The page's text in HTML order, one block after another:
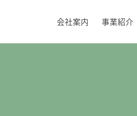
会社案内 事業紹介